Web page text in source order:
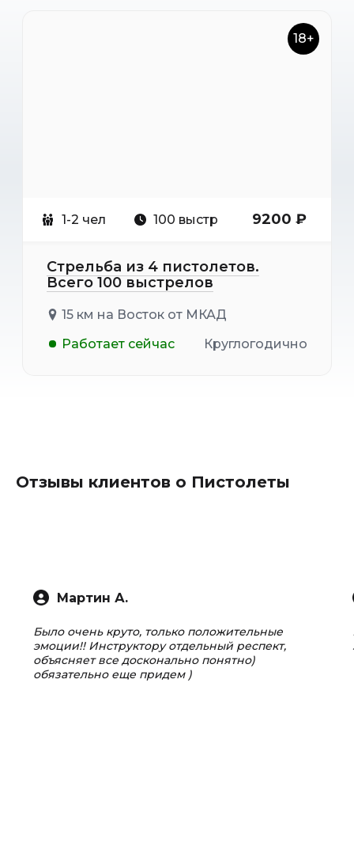
18+
1-2 чел 100 выстр 9200 ₽
Стрельба из 4 пистолетов.
Всего 100 выстрелов
15 км на Восток от МКАД
Работает сейчас
Круглогодично
Отзывы клиентов о Пистолеты
Мартин А.
Было очень круто, только положительные
эмоции!! Инструктору отдельный респект,
объясняет все досконально понятно)
обязательно еще придем )